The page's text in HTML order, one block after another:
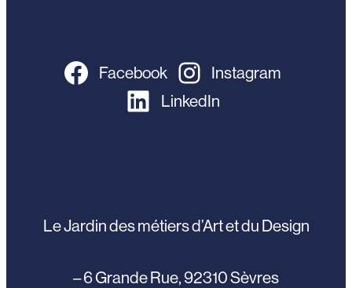
Facebook
Instagram
LinkedIn
Le Jardin des métiers d’Art et du Design
– 6 Grande Rue, 92310 Sèvres